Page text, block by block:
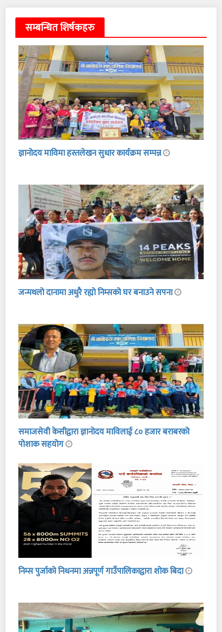
सम्बन्धित शिर्षकहरु
ज्ञानोदय माविमा हस्तलेखन सुधार कार्यक्रम सम्पन्न
जन्मथलो दानामा अधुरै रह्यो निम्सको घर बनाउने सपना
समाजसेवी केसीद्वारा ज्ञानोदय माविलाई ८० हजार बराबरको
पोशाक सहयोग
निम्स पुर्जाको निधनमा अन्नपूर्ण गाउँपालिकाद्वारा शोक बिदा